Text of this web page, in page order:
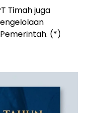
Timah juga
(*)